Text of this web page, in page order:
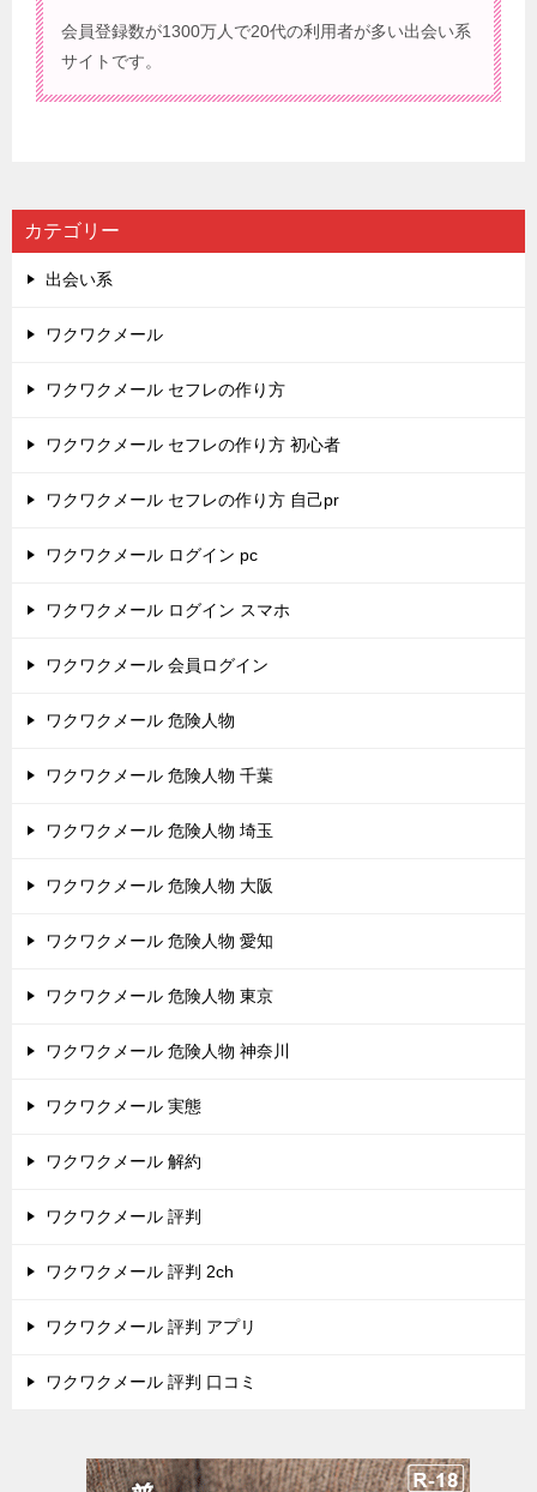
会員登録数が1300万人で20代の利用者が多い出会い系
サイトです。
カテゴリー
出会い系
ワクワクメール
ワクワクメール セフレの作り方
ワクワクメール セフレの作り方 初心者
ワクワクメール セフレの作り方 自己pr
ワクワクメール ログイン pc
ワクワクメール ログイン スマホ
ワクワクメール 会員ログイン
ワクワクメール 危険人物
ワクワクメール 危険人物 千葉
ワクワクメール 危険人物 埼玉
ワクワクメール 危険人物 大阪
ワクワクメール 危険人物 愛知
ワクワクメール 危険人物 東京
ワクワクメール 危険人物 神奈川
ワクワクメール 実態
ワクワクメール 解約
ワクワクメール 評判
ワクワクメール 評判 2ch
ワクワクメール 評判 アプリ
ワクワクメール 評判 口コミ